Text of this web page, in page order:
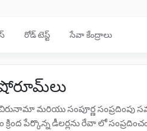
రోడ్ టెస్ట్ సేవా కేంద్రాలు
షోరూమ్‌లు
మరియు సంపూర్ణ
పేర్కొన్న డీలర్లను రేవా లో